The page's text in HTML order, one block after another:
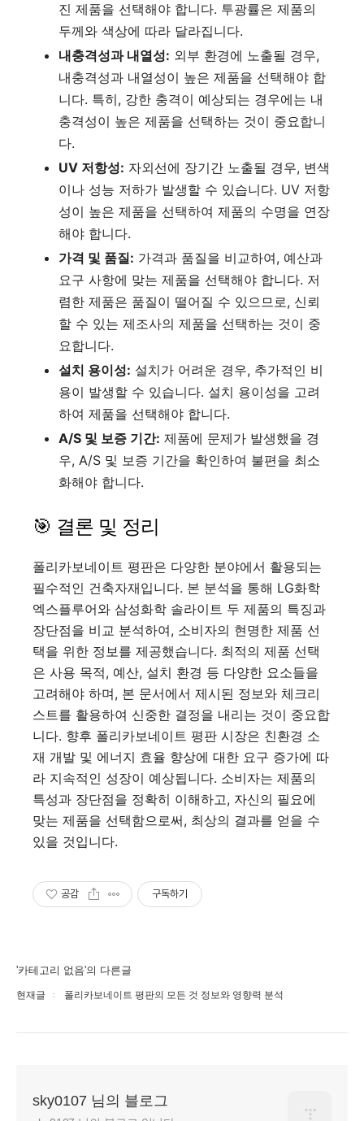
진 제품을 선택해야 합니다. 투광률은 제품의
두께와 색상에 따라 달라집니다.
내충격성과 내열성: 외부 환경에 노출될 경우,
내충격성과 내열성이 높은 제품을 선택해야 합
니다. 특히, 강한 충격이 예상되는 경우에는 내
충격성이 높은 제품을 선택하는 것이 중요합니
다.
UV 저항성: 자외선에 장기간 노출될 경우, 변색
이나 성능 저하가 발생할 수 있습니다. UV 저항
성이 높은 제품을 선택하여 제품의 수명을 연장
해야 합니다.
가격 및 품질: 가격과 품질을 비교하여, 예산과
요구 사항에 맞는 제품을 선택해야 합니다. 저
렴한 제품은 품질이 떨어질 수 있으므로, 신뢰
할 수 있는 제조사의 제품을 선택하는 것이 중
요합니다.
설치 용이성: 설치가 어려운 경우, 추가적인 비
용이 발생할 수 있습니다. 설치 용이성을 고려
하여 제품을 선택해야 합니다.
A/S 및 보증 기간: 제품에 문제가 발생했을 경
우, A/S 및 보증 기간을 확인하여 불편을 최소
화해야 합니다.
🎯 결론 및 정리
폴리카보네이트 평판은 다양한 분야에서 활용되는
필수적인 건축자재입니다. 본 분석을 통해 LG화학
엑스플루어와 삼성화학 솔라이트 두 제품의 특징과
장단점을 비교 분석하여, 소비자의 현명한 제품 선
택을 위한 정보를 제공했습니다. 최적의 제품 선택
은 사용 목적, 예산, 설치 환경 등 다양한 요소들을
고려해야 하며, 본 문서에서 제시된 정보와 체크리
스트를 활용하여 신중한 결정을 내리는 것이 중요합
니다. 향후 폴리카보네이트 평판 시장은 친환경 소
재 개발 및 에너지 효율 향상에 대한 요구 증가에 따
라 지속적인 성장이 예상됩니다. 소비자는 제품의
특성과 장단점을 정확히 이해하고, 자신의 필요에
맞는 제품을 선택함으로써, 최상의 결과를 얻을 수
있을 것입니다.
공감 구독하기
'카테고리 없음'의 다른글
현재글 폴리카보네이트 평판의 모든 것 정보와 영향력 분석
sky0107 님의 블로그